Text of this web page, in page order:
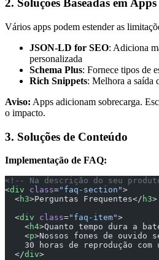
2. Soluções Baseadas em Apps
Vários apps podem estender as
JSON-LD for SEO: Adiciona
personalizada
Schema Plus: Fornece tipos de
Rich Snippets: Melhora a saída
Aviso: Apps adicionam sobrecarga.
o impacto.
3. Soluções de Conteúdo
Implementação de FAQ:
<!-- Na descrição do seu
<div class="faq-section">
  <
h3>Perguntas Frequentes</ h3>
  <
div class="faq-item">
    <
h4>Quanto tempo dura a
    <
p>Nossos fones de ouvido
30 horas de reprodução com
  </
div>